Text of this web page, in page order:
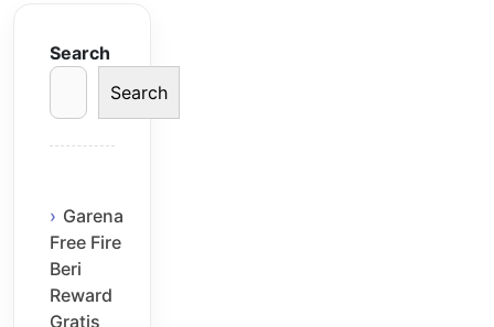
Search
Search
Garena
Free Fire
Beri
Reward
Gratis